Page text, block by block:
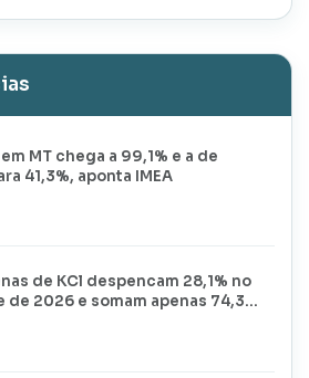
MT chega a 99,1% e a de
41,3%, aponta IMEA
de KCl despencam 28,1% no
2026 e somam apenas 74,3